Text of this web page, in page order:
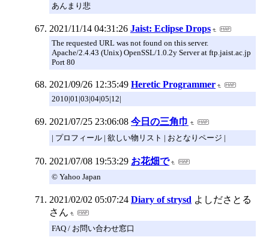
あんまり悲
2021/11/14 04:31:26 Jaist: Eclipse Drops
The requested URL was not found on this server.
Apache/2.4.43 (Unix) OpenSSL/1.0.2y Server at ftp.jaist.ac.jp
Port 80
2021/09/26 12:35:49 Heretic Programmer
2010|01|03|04|05|12|
2021/07/25 23:06:08 今日の三角巾
| プロフィール | 欲しい物リスト | おとなりページ |
2021/07/08 19:53:29 お花畑で
© Yahoo Japan
2021/02/02 05:07:24 Diary of strysd よしださとる
さん
FAQ / お問い合わせ窓口